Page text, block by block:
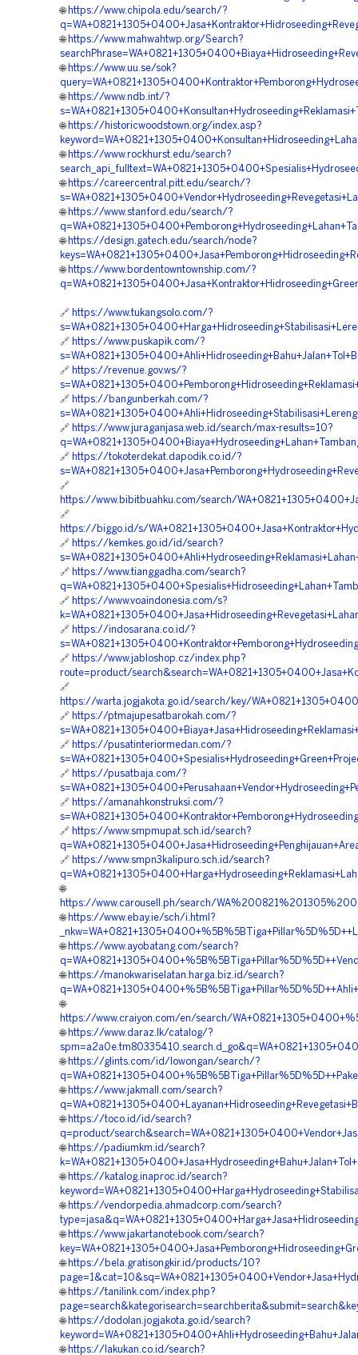
🌐 https://www.chipola.edu/search/?
🌐 https://www.mahwahtwp.org/Search?
🌐 https://www.uu.se/sok?
🌐 https://www.ndb.int/?
🌐 https://historicwoodstown.org/index.asp?
🌐 https://www.rockhurst.edu/search?
🌐 https://careercentral.pitt.edu/search/?
🌐 https://www.stanford.edu/search/?
🌐 https://design.gatech.edu/search/node?
🌐 https://www.bordentowntownship.com/?
🔗 https://www.tukangsolo.com/?
🔗 https://www.puskapik.com/?
🔗 https://revenue.gov.ws/?
🔗 https://bangunberkah.com/?
🔗 https://www.juraganjasa.web.id/search/max-results=10?
🔗 https://tokoterdekat.dapodik.co.id/?
🔗
https://www.bibitbuahku.com/search/
🔗
https://biggo.id/s/
🔗 https://kemkes.go.id/id/search?
🔗 https://www.tianggadha.com/search?
🔗 https://www.voaindonesia.com/s?
🔗 https://indosarana.co.id/?
🔗 https://www.jabloshop.cz/index.php?
route=product/
🔗
https://warta.jogjakota.go.id/search/key/
🔗 https://ptmajupesatbarokah.com/?
🔗 https://pusatinteriormedan.com/?
🔗 https://pusatbaja.com/?
🔗 https://amanahkonstruksi.com/?
🔗 https://www.smpmupat.sch.id/search?
🔗 https://www.smpn3kalipuro.sch.id/search?
🌐
https://www.carousell.ph/search/
🌐 https://www.ebay.ie/sch/i.html?
🌐 https://www.ayobatang.com/search?
🌐 https://manokwariselatan.harga.biz.id/search?
🌐
https://www.craiyon.com/en/search/
🌐 https://www.daraz.lk/catalog/?
🌐 https://glints.com/id/lowongan/search/?
🌐 https://www.jakmall.com/search?
🌐 https://toco.id/id/search?
q=product/
🌐 https://padiumkm.id/search?
🌐 https://katalog.inaproc.id/search?
🌐 https://vendorpedia.ahmadcorp.com/search?
🌐 https://www.jakartanotebook.com/search?
🌐 https://bela.gratisongkir.id/products/10?
🌐 https://tanilink.com/index.php?
🌐 https://dodolan.jogjakota.go.id/search?
🌐 https://lakukan.co.id/search?